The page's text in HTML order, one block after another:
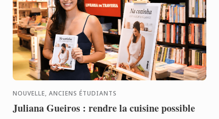
NOUVELLE, ANCIENS ÉTUDIANTS
Juliana Gueiros : rendre la cuisine possible